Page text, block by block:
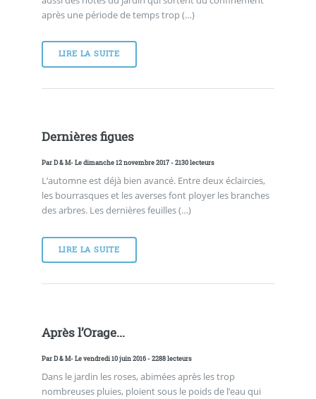
après une période de temps trop (…)
LIRE LA SUITE
Dernières figues
ParD & M- Le dimanche 12 novembre 2017 - 2130 lecteurs
L’automne est déjà bien avancé. Entre deux éclaircies,
les bourrasques et les averses font ployer les branches
des arbres. Les dernières feuilles (…)
LIRE LA SUITE
Après l’Orage...
ParD & M- Le vendredi 10 juin 2016 - 2288 lecteurs
Dans le jardin les roses, abimées après les trop
nombreuses pluies, ploient sous le poids de l’eau qui